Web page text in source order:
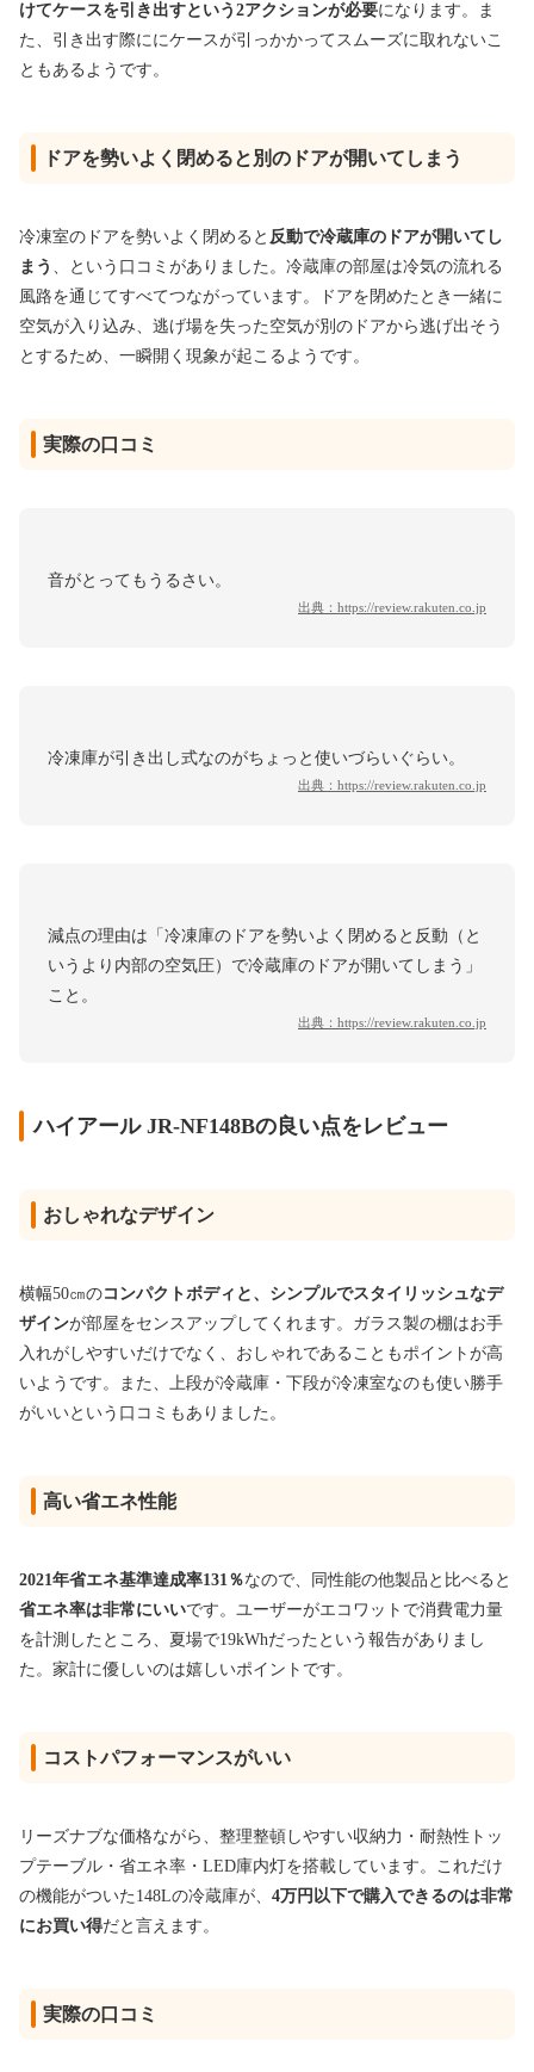
けてケースを引き出すという2アクションが必要になります。ま
た、引き出す際ににケースが引っかかってスムーズに取れないこ
ともあるようです。
ドアを勢いよく閉めると別のドアが開いてしまう
冷凍室のドアを勢いよく閉めると 反動で冷蔵庫のドアが開いてし
まう 、という口コミがありました。冷蔵庫の部屋は冷気の流れる
風路を通じてすべてつながっています。ドアを閉めたとき一緒に
空気が入り込み、逃げ場を失った空気が別のドアから逃げ出そう
とするため、一瞬開く現象が起こるようです。
実際の口コミ
音がとってもうるさい。
出典： https://review.rakuten.co.jp
冷凍庫が引き出し式なのがちょっと使いづらいぐらい。
出典： https://review.rakuten.co.jp
減点の理由は「冷凍庫のドアを勢いよく閉めると反動（と
いうより内部の空気圧）で冷蔵庫のドアが開いてしまう」
こと。
出典： https://review.rakuten.co.jp
ハイアール JR-NF148Bの良い点をレビュー
おしゃれなデザイン
横幅50㎝のコンパクトボディと、シンプルでスタイリッシュなデ
ザインが部屋をセンスアップしてくれます。ガラス製の棚はお手
入れがしやすいだけでなく、おしゃれであることもポイントが高
いようです。また、上段が冷蔵庫・下段が冷凍室なのも使い勝手
がいいという口コミもありました。
高い省エネ性能
2021年省エネ基準達成率131％なので、同性能の他製品と比べると
省エネ率は非常にいいです。ユーザーがエコワットで消費電力量
を計測したところ、夏場で19kWhだったという報告がありまし
た。家計に優しいのは嬉しいポイントです。
コストパフォーマンスがいい
リーズナブな価格ながら、整理整頓しやすい収納力・耐熱性トッ
プテーブル・省エネ率・LED庫内灯を搭載しています。これだけ
の機能がついた148Lの冷蔵庫が、 4万円以下で購入できるのは非常
にお買い得だと言えます。
実際の口コミ